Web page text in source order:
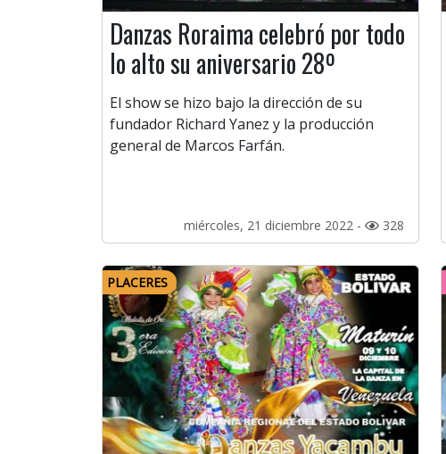
Danzas Roraima celebró por todo
lo alto su aniversario 28º
El show se hizo bajo la dirección de su
fundador Richard Yanez y la producción
general de Marcos Farfán.
miércoles, 21 diciembre 2022 - 328
PLACERES